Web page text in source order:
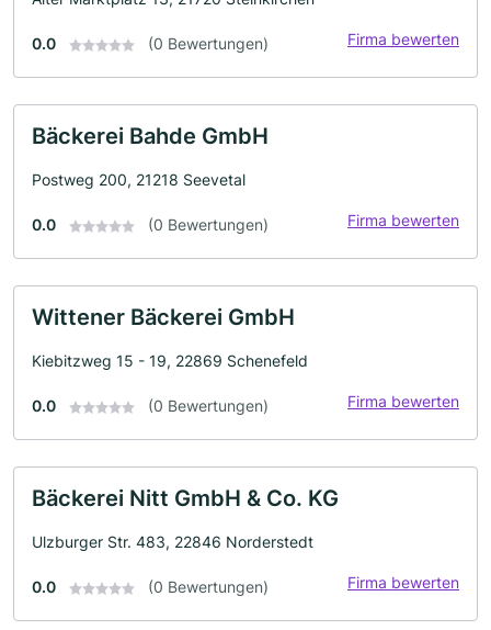
0.0 (0 Bewertungen) Firma bewerten
Bäckerei Bahde GmbH
Postweg 200, 21218 Seevetal
0.0 (0 Bewertungen) Firma bewerten
Wittener Bäckerei GmbH
Kiebitzweg 15 - 19, 22869 Schenefeld
0.0 (0 Bewertungen) Firma bewerten
Bäckerei Nitt GmbH & Co. KG
Ulzburger Str. 483, 22846 Norderstedt
0.0 (0 Bewertungen) Firma bewerten